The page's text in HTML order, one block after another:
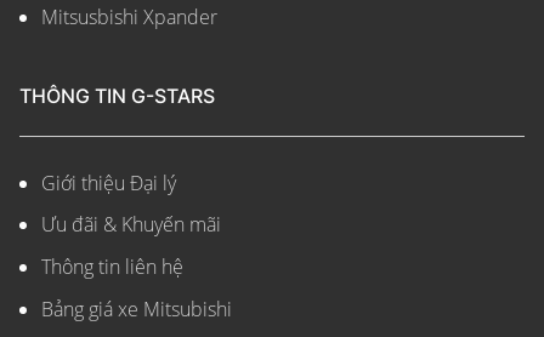
Mitsusbishi Xpander
THÔNG TIN G-STARS
Giới thiệu Đại lý
Ưu đãi & Khuyến mãi
Thông tin liên hệ
Bảng giá xe Mitsubishi